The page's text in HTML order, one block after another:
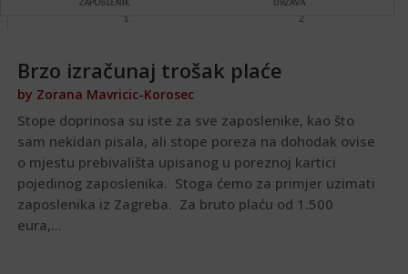
Brzo izračunaj trošak plaće
by Zorana Mavricic-Korosec
Stope doprinosa su iste za sve zaposlenike, kao što
sam nekidan pisala, ali stope poreza na dohodak ovise
o mjestu prebivališta upisanog u poreznoj kartici
pojedinog zaposlenika. Stoga ćemo za primjer uzimati
zaposlenika iz Zagreba. Za bruto plaću od 1.500
eura,...